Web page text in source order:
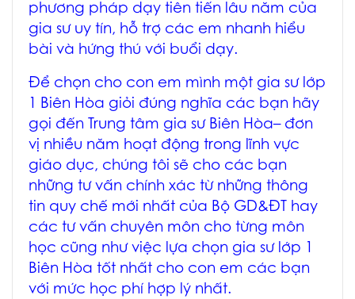
phương pháp dạy tiên tiến lâu năm của
gia sư uy tín, hỗ trợ các em nhanh hiểu
bài và hứng thú với buổi dạy.
Để chọn cho con em mình một gia sư lớp
1 Biên Hòa giỏi đúng nghĩa các bạn hãy
gọi đến Trung tâm gia sư Biên Hòa– đơn
vị nhiều năm hoạt động trong lĩnh vực
giáo dục, chúng tôi sẽ cho các bạn
những tư vấn chính xác từ những thông
tin quy chế mới nhất của Bộ GD&ĐT hay
các tư vấn chuyên môn cho từng môn
học cũng như việc lựa chọn gia sư lớp 1
Biên Hòa tốt nhất cho con em các bạn
với mức học phí hợp lý nhất.